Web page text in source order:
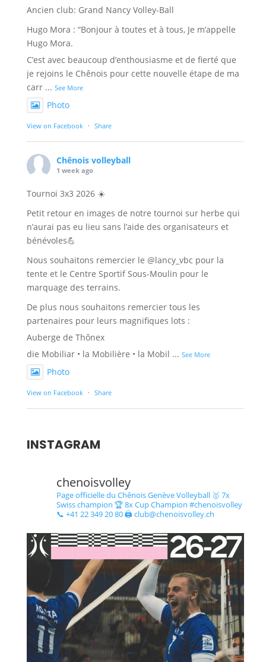
Ancien club: Grand Nancy Volley-Ball
Hugo Mora : “Bonjour à toutes et à tous, Je m’appelle
Hugo Mora.
C’est avec beaucoup d’enthousiasme et de fierté que
je rejoins le Chênois pour cette nouvelle étape de ma
carr ... See More
Photo
View on Facebook · Share
Chênois volleyball
1 week ago
Tournoi 3x3 2026 ☀️
Petit retour en images de notre tournoi sur herbe qui
n’aurai pas eu lieu sans l’aide des organisateurs et
bénévoles💪
Nous souhaitons remercier le @lancy_vbc pour la
tente et le Centre Sportif Sous-Moulin pour le
marquage des terrains.
De plus nous souhaitons remercier tous les
partenaires pour leurs magnifiques lots :
Auberge de Thônex
die Mobiliar • la Mobilière • la Mobil ... See More
Photo
View on Facebook · Share
INSTAGRAM
chenoisvolley
Page officielle du Chênois Genève Volleyball 🥇 7x
Swiss champion 🏆 8x Cup Champion #chenoisvolley
📞 +41 22 349 20 80 🖨 club@chenoisvolley.ch